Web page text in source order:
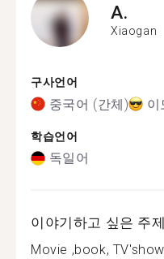
A.
Xiaogan
구사언어
중국어 (간체) 이
학습언어
독일어
이야기하고 싶은 주제
Movie ,book,